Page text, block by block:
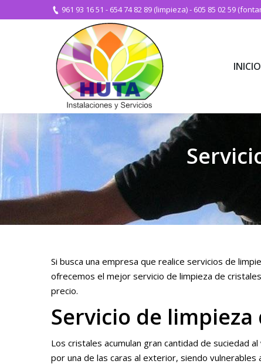
961 93 16 51 - 654 74 82 89 (limpieza)- 605 85 02 59
INICIO
Si busca una empresa que realice servicios de
ofrecemos el mejor servicio de limpieza de
precio.
Servicio de
Los cristales acumulan gran cantidad de suciedad
por una de las caras al exterior, siendo vulnerables